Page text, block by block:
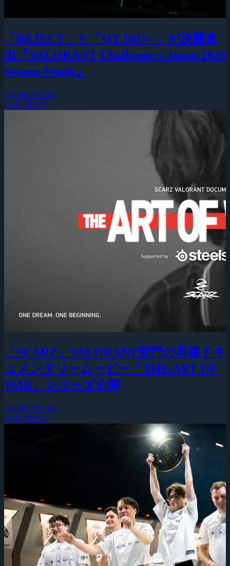
「REJECT」と「QT DIG∞」が決勝進
出『VALORANT Challengers Japan 2026
Season Finals』
2026年7月25日
VALORANT
「SCARZ」VALORANT部門の再建ドキ
ュメンタリームービー「THE ART OF
WAR」シリーズ公開
2026年7月15日
VALORANT